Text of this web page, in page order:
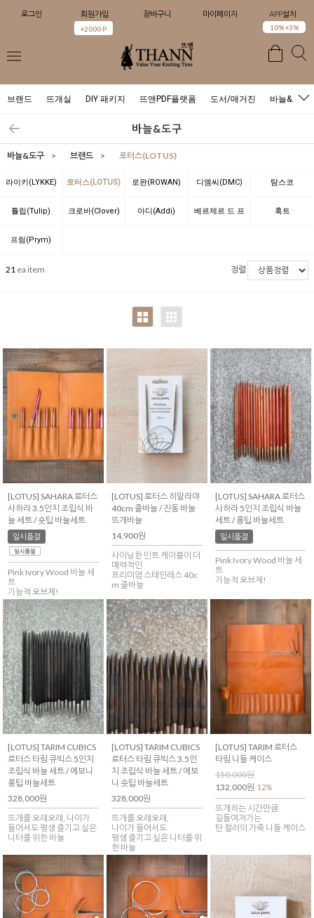
로그인 회원가입
+2000 P
장바구니 마이페이지 APP설치
10%+3%
브랜드 뜨개실 DIY 패키지 뜨앤PDF플랫폼 도서/매거진 바늘&도구
바늘&도구
바늘&도구 > 브랜드 > 로터스(LOTUS)
라이키(LYKKE) 로터스(LOTUS) 로완(ROWAN) 디엠씨(DMC) 탐스코
(TAMSCO)
튤립(Tulip) 크로바(Clover) 아디(Addi) 베르제르 드 프
DE FRANCE)
훅트
프림(Prym)
21 ea item 정렬
[LOTUS] SAHARA 로터스
사하라 3.5인치 조립식 바
늘 세트 / 숏팁 바늘세트
일시품절
Pink Ivory Wood 바늘 세
트
기능적 오브제!
[LOTUS] 로터스 히말라야
40cm 줄바늘 / 진동 바늘
뜨개바늘
14,900원
샤이닝한 민트 케이블이 더
매력적인
프리미엄 스테인레스 40c
m 줄바늘
[LOTUS] SAHARA 로터스
사하라 5인치 조립식 바늘
세트 / 롱팁 바늘세트
일시품절
Pink Ivory Wood 바늘 세
트
기능적 오브제!
[LOTUS] TARIM CUBICS
로터스 타림 큐빅스 5인치
조립식 바늘 세트 / 에보니
롱팁 바늘세트
328,000원
뜨개를 오래오래, 나이가
들어서도 평생 즐기고 싶은
니터를 위한 바늘
[LOTUS] TARIM CUBICS
로터스 타림 큐빅스 3.5인
치 조립식 바늘 세트 / 에보
니 숏팁 바늘세트
328,000원
뜨개를 오래오래,
나이가 들어서도
평생 즐기고 싶은 니터를 위
한 바늘
[LOTUS] TARIM 로터스
타림 니들 케이스
150,000원
132,000원 12%
뜨개하는 시간만큼
길들여져가는
탄 컬러의 가죽 니들 케이스